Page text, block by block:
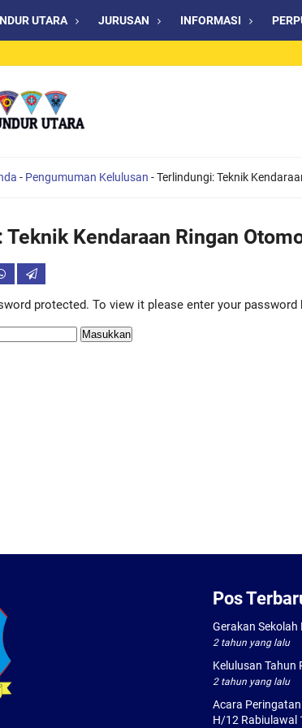
UTARA JURUSAN INFORMASI
- Pengumuman Kelulusan -Terlindungi: Teknik
Kendaraan Ringan
protected. To view it please enter your password
Pos
Gerakan Sekolah
2 tahun yang lalu
Kelulusan
2 tahun yang lalu
Acara
H/12 Rabiulawal